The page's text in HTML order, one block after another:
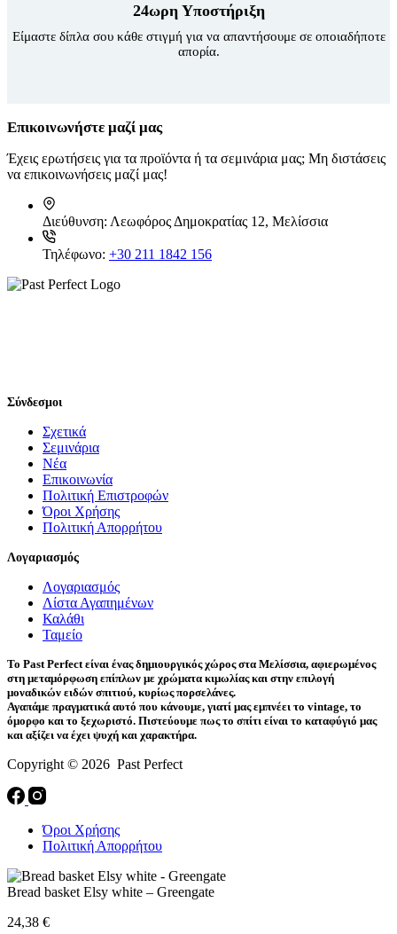
24ωρη Υποστήριξη
Είμαστε δίπλα σου κάθε στιγμή για να απαντήσουμε σε οποιαδήποτε
απορία.
Επικοινωνήστε μαζί μας
Έχεις ερωτήσεις για τα προϊόντα ή τα σεμινάρια μας; Μη διστάσεις
να επικοινωνήσεις μαζί μας!
Διεύθυνση: Λεωφόρος Δημοκρατίας 12, Μελίσσια
Τηλέφωνο: +30 211 1842 156
Σύνδεσμοι
Σχετικά
Σεμινάρια
Νέα
Επικοινωνία
Πολιτική Επιστροφών
Όροι Χρήσης
Πολιτική Απορρήτου
Λογαριασμός
Λογαριασμός
Λίστα Αγαπημένων
Καλάθι
Ταμείο
Το Past Perfect είναι ένας δημιουργικός χώρος στα Μελίσσια, αφιερωμένος
στη μεταμόρφωση επίπλων με χρώματα κιμωλίας και στην επιλογή
μοναδικών ειδών σπιτιού, κυρίως πορσελάνες.
Αγαπάμε πραγματικά αυτό που κάνουμε, γιατί μας εμπνέει το vintage, το
όμορφο και το ξεχωριστό. Πιστεύουμε πως το σπίτι είναι το καταφύγιό μας
και αξίζει να έχει ψυχή και χαρακτήρα.
Copyright © 2026 Past Perfect
Όροι Χρήσης
Πολιτική Απορρήτου
Bread basket Elsy white – Greengate
24,38 €